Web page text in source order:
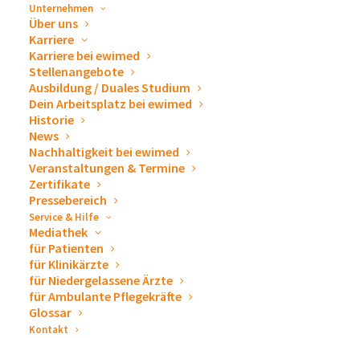
Unternehmen
Über uns
Karriere
Karriere bei ewimed
Stellenangebote
Ausbildung / Duales Studium
Dein Arbeitsplatz bei ewimed
Historie
News
Nachhaltigkeit bei ewimed
Veranstaltungen & Termine
Zertifikate
Pressebereich
Service & Hilfe
Mediathek
für Patienten
für Klinikärzte
für Niedergelassene Ärzte
für Ambulante Pflegekräfte
Glossar
Kontakt
ewimed Romania
Facebook
Instagram
YouTube
LinkedIn